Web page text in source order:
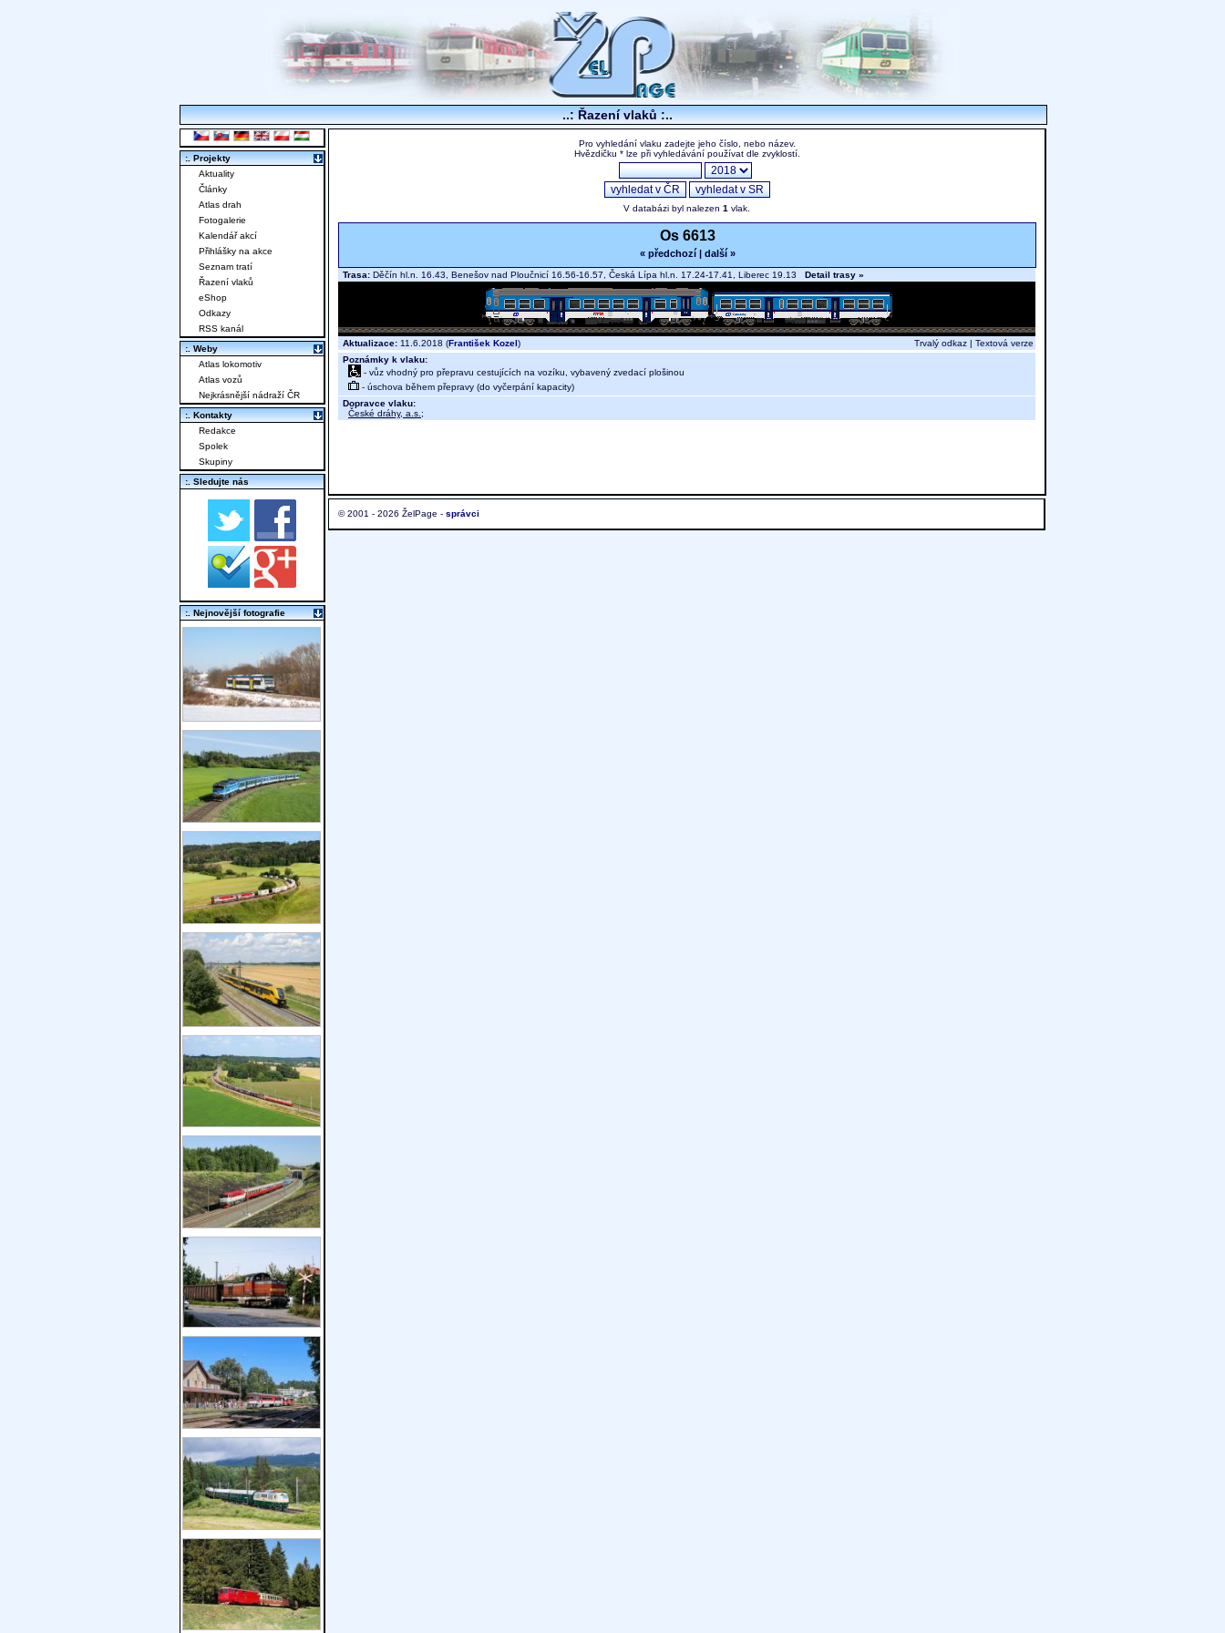
..: Řazení vlaků :..
Pro vyhledání vlaku zadejte jeho číslo, nebo název.
Hvězdičku * lze při vyhledávání používat dle zvyklostí.
V databázi byl nalezen 1 vlak.
Os 6613
« předchozí| další »
Trasa: Děčín hl.n. 16.43, Benešov nad Ploučnicí 16.56-16.57, Česká Lípa hl.n. 17.24-17.41, Liberec 19.13 Detail trasy »
Aktualizace: 11.6.2018 (František Kozel) Trvalý odkaz | Textová verze
Poznámky k vlaku:
- vůz vhodný pro přepravu cestujících na vozíku, vybavený zvedací plošinou
- úschova během přepravy (do vyčerpání kapacity)
Dopravce vlaku:
České dráhy, a.s. ;
© 2001 - 2026 ŽelPage - správci
:. Projekty
Aktuality
Články
Atlas drah
Fotogalerie
Kalendář akcí
Přihlášky na akce
Seznam tratí
Řazení vlaků
eShop
Odkazy
RSS kanál
:. Weby
Atlas lokomotiv
Atlas vozů
Nejkrásnější nádraží ČR
:. Kontakty
Redakce
Spolek
Skupiny
:. Sledujte nás
:. Nejnovější fotografie